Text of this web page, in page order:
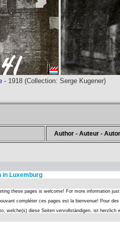
- 1918 (Collection: Serge Kugener)
Author - Auteur - Autor
in Luxemburg
these pages is welcome! For more information
compléter ces pages est la bienvenue! Pour
welche(s) diese Seiten vervollständigen, ist